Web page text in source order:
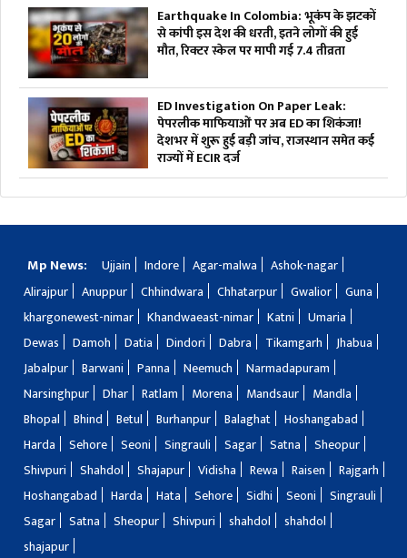
Earthquake In Colombia: भूकंप के झटकों
से कांपी इस देश की धरती, इतने लोगों की हुई
मौत, रिक्टर स्केल पर मापी गई 7.4 तीव्रता
ED Investigation On Paper Leak:
पेपरलीक माफियाओं पर अब ED का शिकंजा!
देशभर में शुरू हुई बड़ी जांच, राजस्थान समेत कई
राज्यों में ECIR दर्ज
Mp News: Ujjain Indore Agar-malwa
Ashok-nagar
Alirajpur
Anuppur Chhindwara Chhatarpur Gwalior
Guna
khargonewest-nimar
Khandwaeast-nimar Katni
Umaria
Dewas
Damoh Datia Dindori Dabra Tikamgarh
Jhabua
Jabalpur
Barwani Panna Neemuch
Narmadapuram
Narsinghpur
Dhar Ratlam Morena Mandsaur
Mandla
Bhopal
Bhind Betul Burhanpur Balaghat
Hoshangabad
Harda
Sehore Seoni Singrauli Sagar Satna
Sheopur
Shivpuri
Shahdol Shajapur Vidisha Rewa Raisen
Rajgarh
Hoshangabad
Harda Hata Sehore Sidhi Seoni
Singrauli
Sagar
Satna Sheopur Shivpuri shahdol
shahdol
shajapur